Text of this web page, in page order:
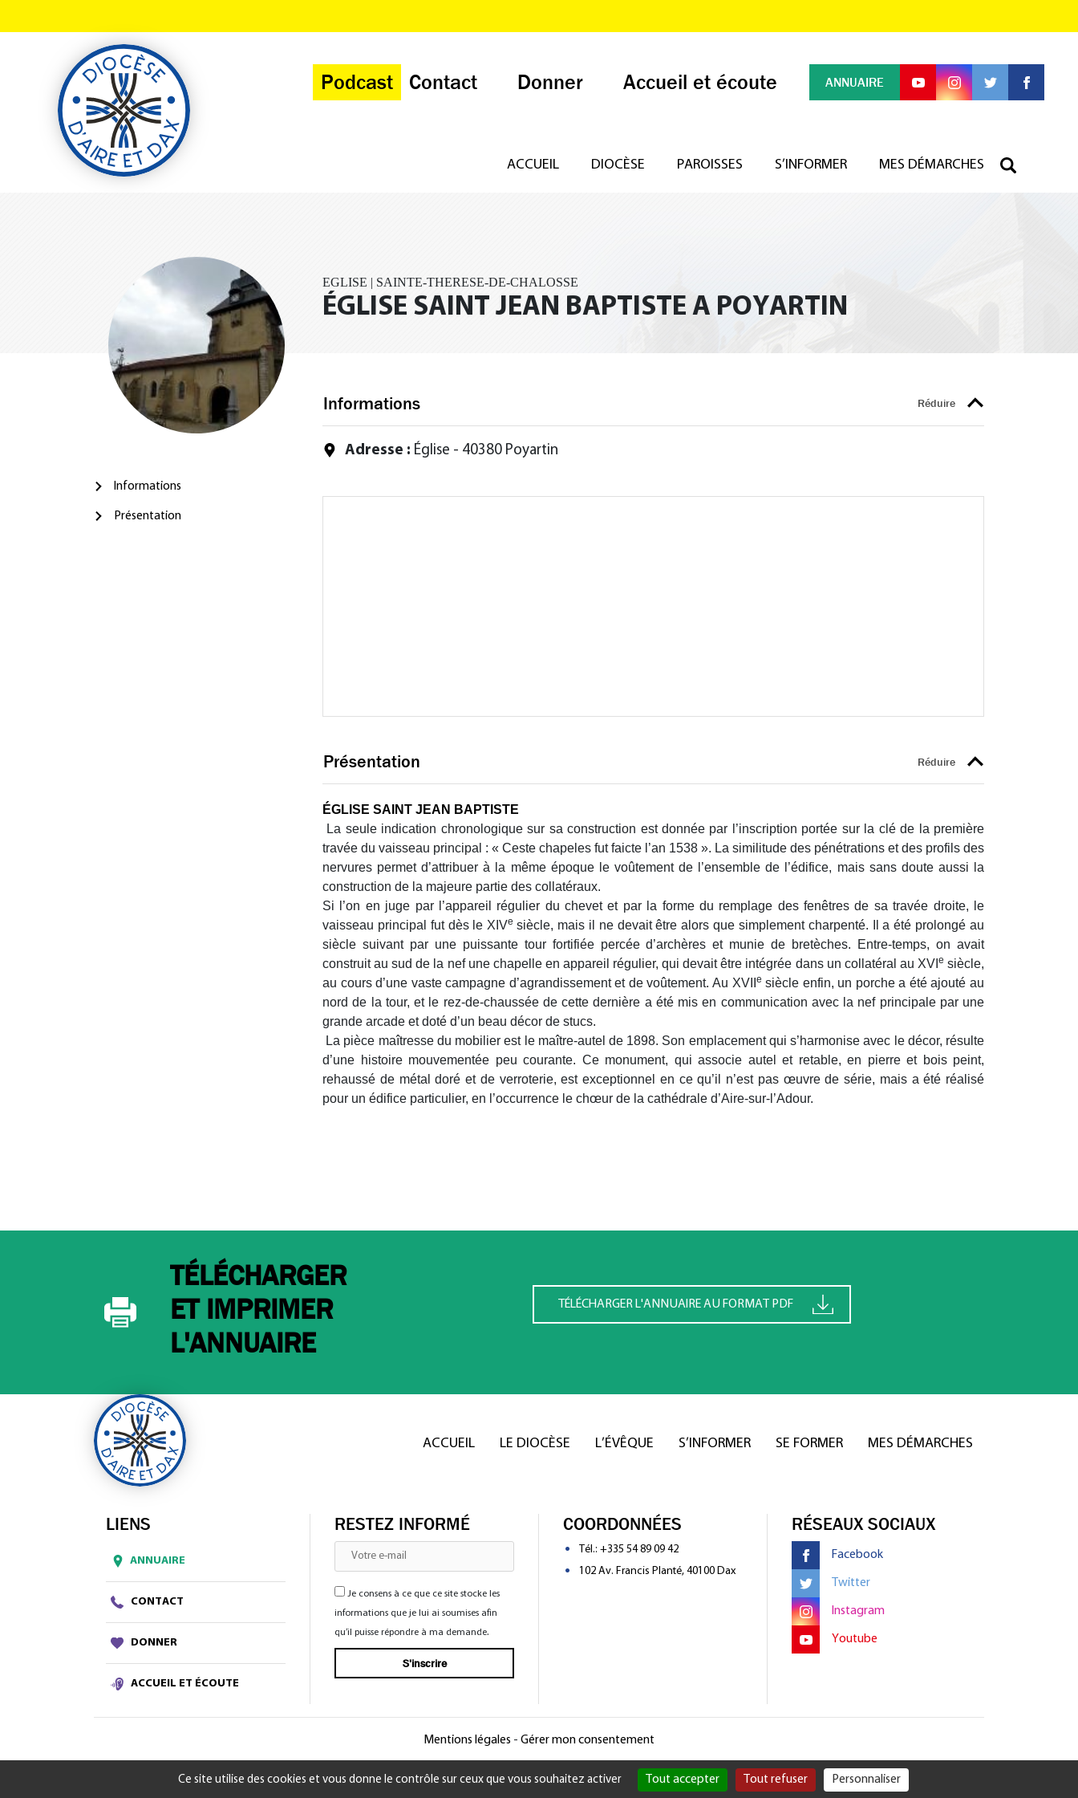
Podcast Contact Donner Accueil et écoute ANNUAIRE
ACCUEIL DIOCÈSE PAROISSES S’INFORMER MES DÉMARCHES
Informations
Présentation
EGLISE | SAINTE-THERESE-DE-CHALOSSE
ÉGLISE SAINT JEAN BAPTISTE A POYARTIN
Informations
Adresse : Église - 40380 Poyartin
Présentation
ÉGLISE SAINT JEAN BAPTISTE
La seule indication chronologique sur sa construction est donnée par l’inscription portée sur la clé de la première
travée du vaisseau principal : « Ceste chapeles fut faicte l’an 1538 ». La similitude des pénétrations et des profils des
nervures permet d’attribuer à la même époque le voûtement de l’ensemble de l’édifice, mais sans doute aussi la
construction de la majeure partie des collatéraux.
Si l’on en juge par l’appareil régulier du chevet et par la forme du remplage des fenêtres de sa travée droite, le
vaisseau principal fut dès le XIVesiècle, mais il ne devait être alors que simplement charpenté. Il a été prolongé au
siècle suivant par une puissante tour fortifiée percée d’archères et munie de bretèches. Entre-temps, on avait
construit au sud de la nef une chapelle en appareil régulier, qui devait être intégrée dans un collatéral au XVI e siècle,
au cours d’une vaste campagne d’agrandissement et de voûtement. Au XVII e siècle enfin, un porche a été ajouté au
nord de la tour, et le rez-de-chaussée de cette dernière a été mis en communication avec la nef principale par une
grande arcade et doté d’un beau décor de stucs.
La pièce maîtresse du mobilier est le maître-autel de 1898. Son emplacement qui s’harmonise avec le décor, résulte
d’une histoire mouvementée peu courante. Ce monument, qui associe autel et retable, en pierre et bois peint,
rehaussé de métal doré et de verroterie, est exceptionnel en ce qu’il n’est pas œuvre de série, mais a été réalisé
pour un édifice particulier, en l’occurrence le chœur de la cathédrale d’Aire-sur-l’Adour.
TÉLÉCHARGER
ET IMPRIMER
L'ANNUAIRE
TÉLÉCHARGER L'ANNUAIRE AU FORMAT PDF
Rechercher un horaire de messe
ACCUEIL LE DIOCÈSE L’ÉVÊQUE S’INFORMER SE FORMER MES DÉMARCHES
LIENS
ANNUAIRE
CONTACT
DONNER
ACCUEIL ET ÉCOUTE
RESTEZ INFORMÉ
Je consens à ce que ce site stocke les
informations que je lui ai soumises afin
qu’il puisse répondre à ma demande.
COORDONNÉES
Tél.: +335 54 89 09 42
102 Av. Francis Planté, 40100 Dax
RÉSEAUX SOCIAUX
Facebook
Twitter
Instagram
Youtube
Mentions légales - Gérer mon consentement
Ce site utilise des cookies et vous donne le contrôle sur ceux que vous souhaitez activer Tout accepter Tout refuser Personnaliser